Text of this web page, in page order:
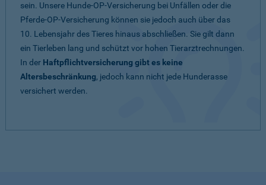
sein. Unsere Hunde-OP-Versicherung bei Unfällen oder die
Pferde-OP-Versicherung können sie jedoch auch über das
10. Lebensjahr des Tieres hinaus abschließen. Sie gilt dann
ein Tierleben lang und schützt vor hohen Tierarztrechnungen.
In der Haftpflichtversicherung gibt es keine
Altersbeschränkung, jedoch kann nicht jede Hunderasse
versichert werden.